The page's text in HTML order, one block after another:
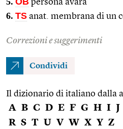
6. TS anat. membrana di un
Correzioni e suggerimenti
Condividi
Il dizionario di italiano dalla
A B C D E F G H I J
R S T U V W X Y Z